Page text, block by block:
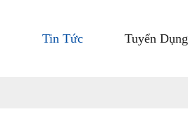
Tin Tức Tuyển Dụng